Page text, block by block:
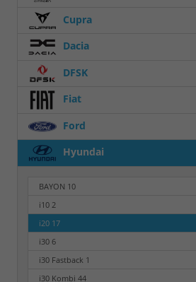
Cupra
Dacia
DFSK
Fiat
Ford
Hyundai
BAYON 10
i10 2
i20 17
i30 6
i30 Fastback 1
i30 Kombi 44